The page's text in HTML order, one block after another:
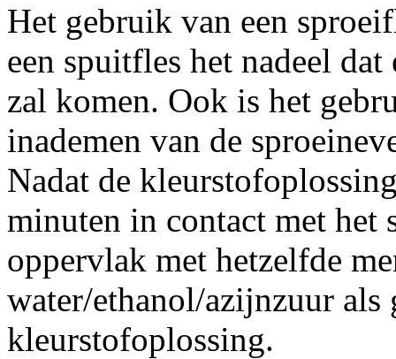
Het gebruik van een
een spuitfles het nadeel
zal komen. Ook is het
inademen van de
Nadat de
minuten in contact met het
oppervlak met hetzelfde
water/ethanol/azijnzuur
kleurstofoplossing.